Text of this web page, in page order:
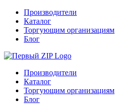
Производители
Каталог
Торгующим организациям
Блог
Производители
Каталог
Торгующим организациям
Блог